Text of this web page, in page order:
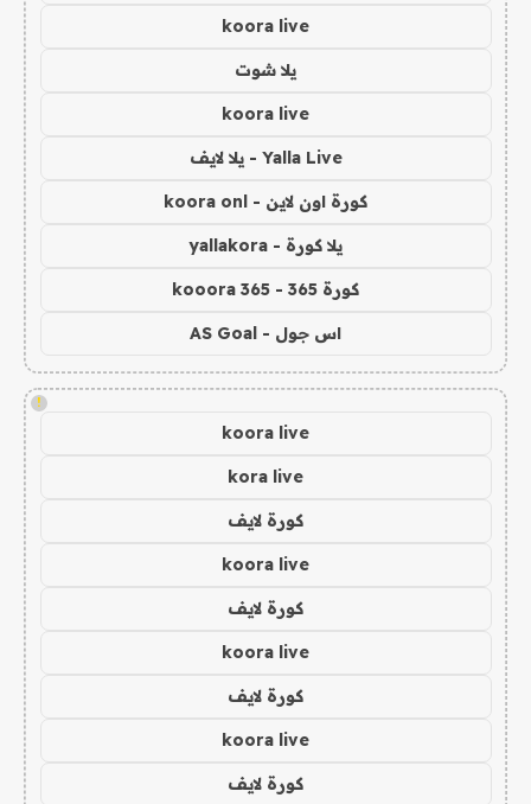
koora live
يلا شوت
koora live
Yalla Live - يلا لايف
كورة اون لاين - koora onl
يلا كورة - yallakora
كورة 365 - kooora 365
اس جول - AS Goal
!
koora live
kora live
كورة لايف
koora live
كورة لايف
koora live
كورة لايف
koora live
كورة لايف